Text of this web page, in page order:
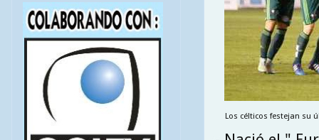
Los célticos festejan su